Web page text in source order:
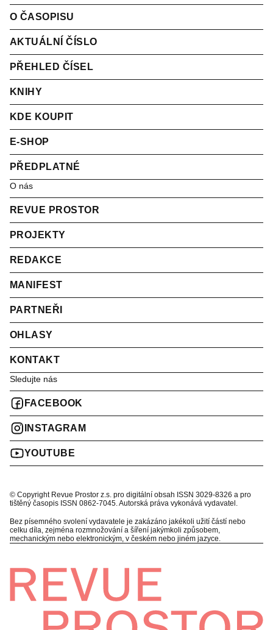
O ČASOPISU
AKTUÁLNÍ ČÍSLO
PŘEHLED ČÍSEL
KNIHY
KDE KOUPIT
E-SHOP
PŘEDPLATNÉ
O nás
REVUE PROSTOR
PROJEKTY
REDAKCE
MANIFEST
PARTNEŘI
OHLASY
KONTAKT
Sledujte nás
FACEBOOK
INSTAGRAM
YOUTUBE
© Copyright Revue Prostor z.s. pro digitální obsah ISSN 3029-8326 a pro
tištěný časopis ISSN 0862-7045. Autorská práva vykonává vydavatel.
Bez písemného svolení vydavatele je zakázáno jakékoli užití částí nebo
celku díla, zejména rozmnožování a šíření jakýmkoli způsobem,
mechanickým nebo elektronickým, v českém nebo jiném jazyce.